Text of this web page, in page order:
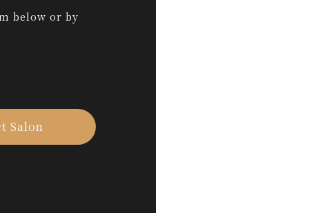
below or by
Salon